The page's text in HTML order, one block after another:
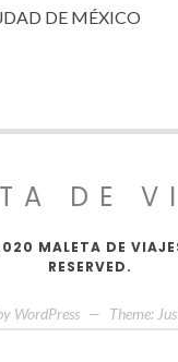
DE MÉXICO
DE
MALETA DE
RESERVED.
WordPress — Theme: